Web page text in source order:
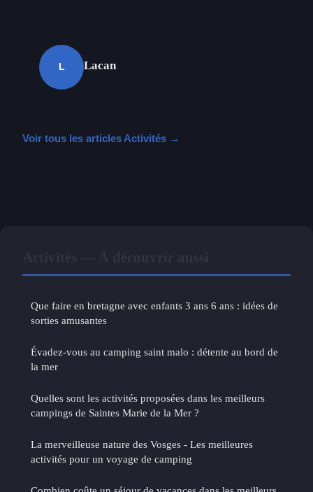
L Lacan
Voir tous les articles Activités →
Que faire en bretagne avec enfants 3 ans 6 ans : idées de
sorties amusantes
Évadez-vous au camping saint malo : détente au bord de
la mer
Quelles sont les activités proposées dans les meilleurs
campings de Saintes Marie de la Mer ?
La merveilleuse nature des Vosges - Les meilleures
activités pour un voyage de camping